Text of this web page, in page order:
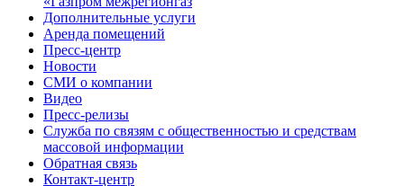
Дополнительные услуги
Аренда помещений
Пресс-центр
Новости
СМИ о компании
Видео
Пресс-релизы
Служба по связям с общественностью и средствам
массовой информации
Обратная связь
Контакт-центр